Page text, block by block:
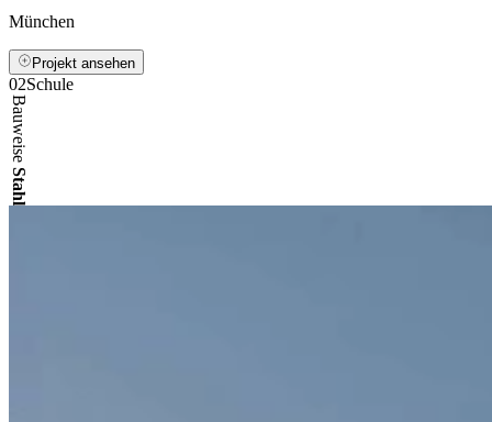
München
Projekt ansehen
02Schule
Bauweise
Stahl